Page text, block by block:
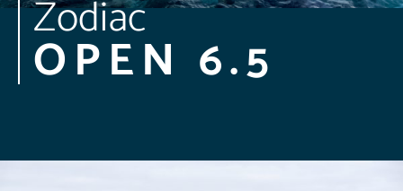
Zodiac
OPEN 6.5